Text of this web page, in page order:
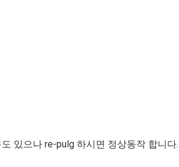
있으나 re-pulg 하시면 정상동작 합니다.